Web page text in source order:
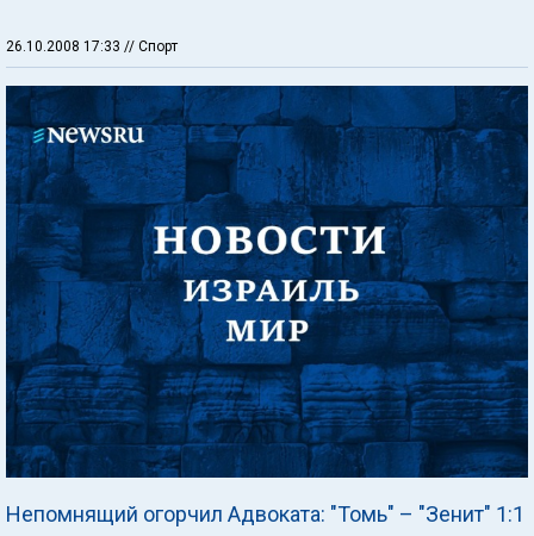
26.10.2008 17:33 // Спорт
Непомнящий огорчил Адвоката: "Томь" – "Зенит" 1:1